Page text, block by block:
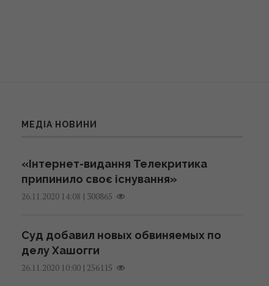
МЕДІА НОВИНИ
«Інтернет-видання Телекритика
припинило своє існування»
26.11.2020 14:08 | 300865
Суд добавил новых обвиняемых по
делу Хашогги
26.11.2020 10:00| 256115